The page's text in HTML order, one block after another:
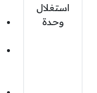
استغلال
وحدة